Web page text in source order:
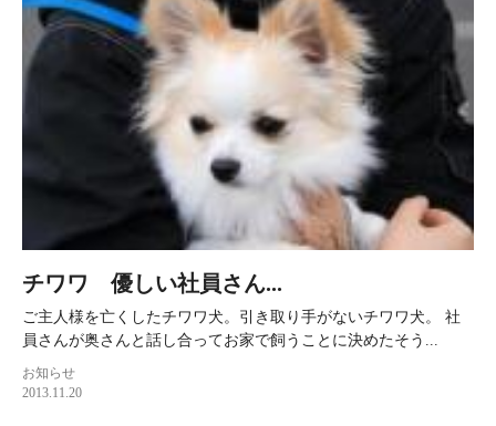
チワワ 優しい社員さん...
ご主人様を亡くしたチワワ犬。引き取り手がないチワワ犬。 社
員さんが奥さんと話し合ってお家で飼うことに決めたそう...
お知らせ
2013.11.20